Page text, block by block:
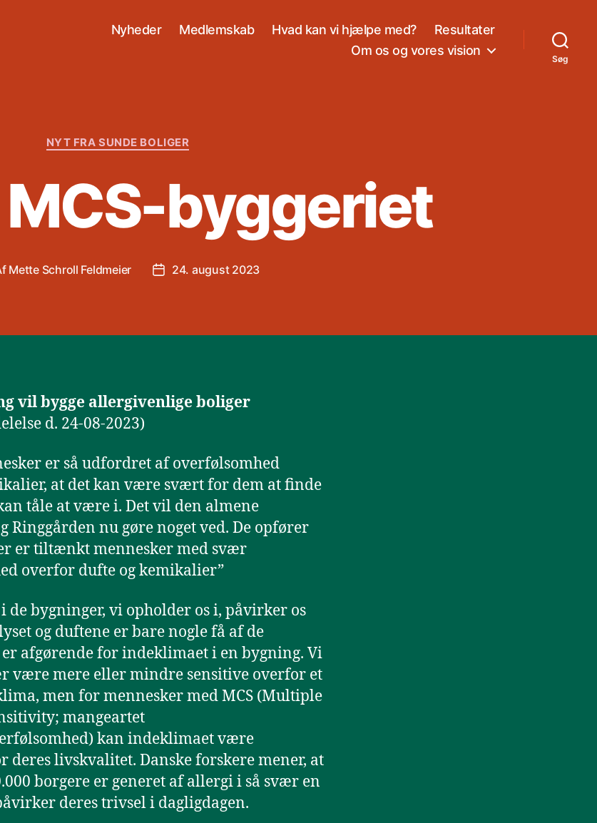
Nyheder Medlemskab Hvad kan vi hjælpe med?
Resultater
Om os og vores vision
Søg
Kategorier
NYT FRA SUNDE BOLIGER
MCS-byggeriet
Mette Schroll Feldmeier Indlægsdato
24. august 2023
vil bygge allergivenlige boliger
d. 24-08-2023)
er så udfordret af overfølsomhed
at det kan være svært for dem at finde
tåle at være i. Det vil den almene
Ringgården nu gøre noget ved. De opfører
er tiltænkt mennesker med svær
overfor dufte og kemikalier”
de bygninger, vi opholder os i, påvirker os
og duftene er bare nogle få af de
afgørende for indeklimaet i en bygning. Vi
være mere eller mindre sensitive overfor et
men for mennesker med MCS (Multiple
mangeartet
kan indeklimaet være
deres livskvalitet. Danske forskere mener, at
borgere er generet af allergi i så svær en
deres trivsel i dagligdagen.